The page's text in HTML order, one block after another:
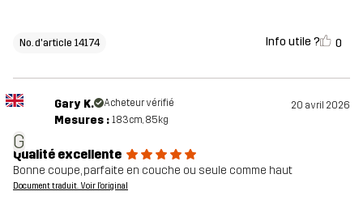
No. d'article 14174 Info utile ? 0
G
Gary K. Acheteur vérifié 20 avril 2026
Mesures : 183cm, 85kg
Qualité excellente
Bonne coupe, parfaite en couche ou seule comme haut
Document traduit. Voir l'original